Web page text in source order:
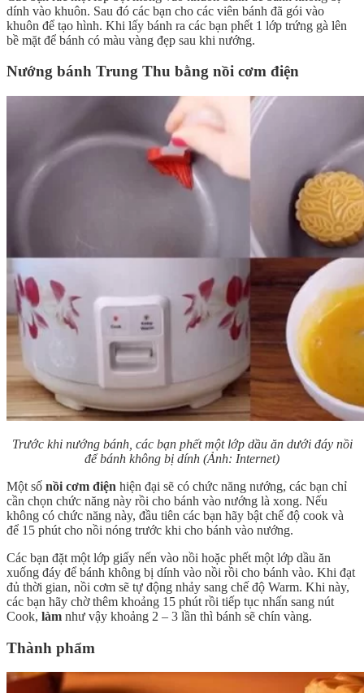
dính vào khuôn. Sau đó các bạn cho các viên bánh đã gói vào
khuôn để tạo hình. Khi lấy bánh ra các bạn phết 1 lớp trứng gà lên
bề mặt để bánh có màu vàng đẹp sau khi nướng.
Nướng bánh Trung Thu bằng nồi cơm điện
Trước khi nướng bánh, các bạn phết một lớp dầu ăn dưới đáy nồi
để bánh không bị dính (Ảnh: Internet)
Một số nồi cơm điện hiện đại sẽ có chức năng nướng, các bạn chỉ
cần chọn chức năng này rồi cho bánh vào nướng là xong. Nếu
không có chức năng này, đầu tiên các bạn hãy bật chế độ cook và
để 15 phút cho nồi nóng trước khi cho bánh vào nướng.
Các bạn đặt một lớp giấy nến vào nồi hoặc phết một lớp dầu ăn
xuống đáy để bánh không bị dính vào nồi rồi cho bánh vào. Khi đạt
đủ thời gian, nồi cơm sẽ tự động nhảy sang chế độ Warm. Khi này,
các bạn hãy chờ thêm khoảng 15 phút rồi tiếp tục nhấn sang nút
Cook, làm như vậy khoảng 2 – 3 lần thì bánh sẽ chín vàng.
Thành phẩm